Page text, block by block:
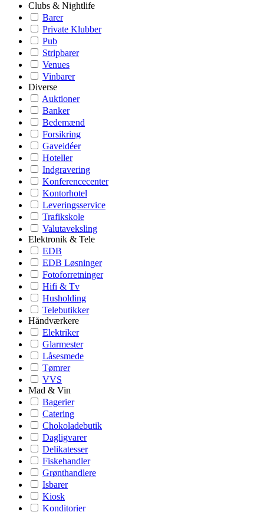
Clubs & Nightlife
Barer
Private Klubber
Pub
Stripbarer
Venues
Vinbarer
Diverse
Auktioner
Banker
Bedemænd
Forsikring
Gaveidéer
Hoteller
Indgravering
Konferencecenter
Kontorhotel
Leveringsservice
Trafikskole
Valutaveksling
Elektronik & Tele
EDB
EDB Løsninger
Fotoforretninger
Hifi & Tv
Husholding
Telebutikker
Håndværkere
Elektriker
Glarmester
Låsesmede
Tømrer
VVS
Mad & Vin
Bagerier
Catering
Chokoladebutik
Dagligvarer
Delikatesser
Fiskehandler
Grønthandlere
Isbarer
Kiosk
Konditorier